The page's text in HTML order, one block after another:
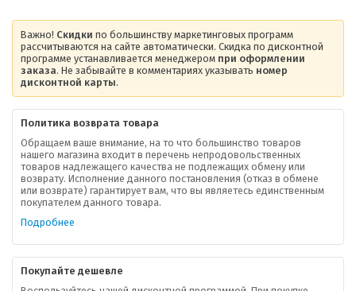
Важно! Скидки по большинству маркетинговых программ
рассчитываются на сайте автоматически. Скидка по дисконтной
программе устанавливается менеджером при оформлении
заказа. Не забывайте в комментариях указывать номер
дисконтной карты.
Политика возврата товара
Обращаем ваше внимание, на то что большинство товаров
нашего магазина входит в перечень непродовольственных
товаров надлежащего качества не подлежащих обмену или
возврату. Исполнение данного постановления (отказ в обмене
или возврате) гарантирует вам, что вы являетесь единственным
покупателем данного товара.
Подробнее
Покупайте дешевле
О компании
Ваша скидка
Контактная информация